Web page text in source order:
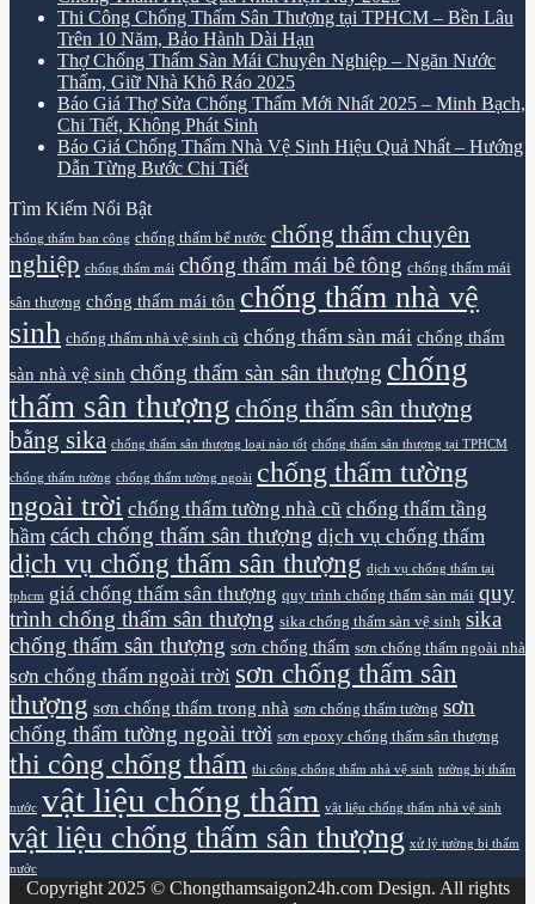
Thi Công Chống Thấm Sân Thượng tại TPHCM – Bền Lâu
Trên 10 Năm, Bảo Hành Dài Hạn
Thợ Chống Thấm Sàn Mái Chuyên Nghiệp – Ngăn Nước
Thấm, Giữ Nhà Khô Ráo 2025
Báo Giá Thợ Sửa Chống Thấm Mới Nhất 2025 – Minh Bạch,
Chi Tiết, Không Phát Sinh
Báo Giá Chống Thấm Nhà Vệ Sinh Hiệu Quả Nhất – Hướng
Dẫn Từng Bước Chi Tiết
Tìm Kiếm Nổi Bật
chống thấm ban công chống thấm bể nước chống thấm chuyên
nghiệp chống thấm mái chống thấm mái bê tông chống thấm mái
sân thượng chống thấm mái tôn chống thấm nhà vệ
sinh chống thấm nhà vệ sinh cũ chống thấm sàn mái chống thấm
sàn nhà vệ sinh chống thấm sàn sân thượng chống
thấm sân thượng chống thấm sân thượng
bằng sika chống thấm sân thượng loại nào tốt chống thấm sân thượng tại TPHCM
chống thấm tường chống thấm tường ngoài chống thấm tường
ngoài trời chống thấm tường nhà cũ chống thấm tầng
hầm cách chống thấm sân thượng dịch vụ chống thấm
dịch vụ chống thấm sân thượng dịch vụ chống thấm tại
tphcm giá chống thấm sân thượng quy trình chống thấm sàn mái quy
trình chống thấm sân thượng sika chống thấm sàn vệ sinh sika
chống thấm sân thượng sơn chống thấm sơn chống thấm ngoài nhà
sơn chống thấm ngoài trời sơn chống thấm sân
thượng sơn chống thấm trong nhà sơn chống thấm tường sơn
chống thấm tường ngoài trời sơn epoxy chống thấm sân thượng
thi công chống thấm thi công chống thấm nhà vệ sinh tường bị thấm
nước vật liệu chống thấm vật liệu chống thấm nhà vệ sinh
vật liệu chống thấm sân thượng xử lý tường bị thấm
nước
Copyright 2025 © Chongthamsaigon24h.com Design. All rights